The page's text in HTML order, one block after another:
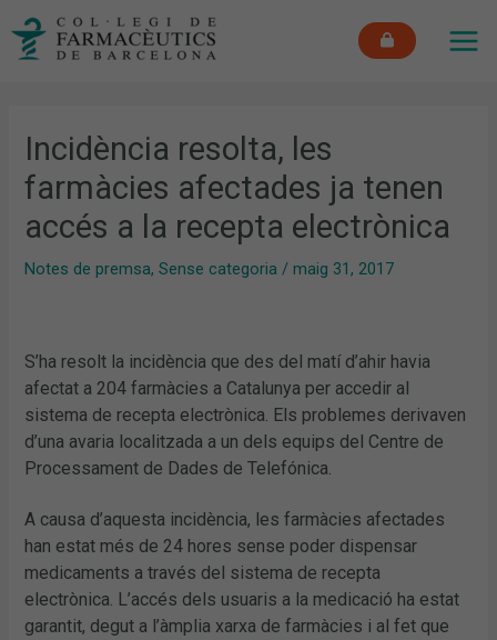
Incidència resolta, les
farmàcies afectades ja tenen
accés a la recepta electrònica
Notes de premsa,Sense categoria /maig 31, 2017
S’ha resolt la incidència que des del matí d’ahir havia
afectat a 204 farmàcies a Catalunya per accedir al
sistema de recepta electrònica. Els problemes derivaven
d’una avaria localitzada a un dels equips del Centre de
Processament de Dades de Telefónica.
A causa d’aquesta incidència, les farmàcies afectades
han estat més de 24 hores sense poder dispensar
medicaments a través del sistema de recepta
electrònica. L’accés dels usuaris a la medicació ha estat
garantit, degut a l’àmplia xarxa de farmàcies i al fet que